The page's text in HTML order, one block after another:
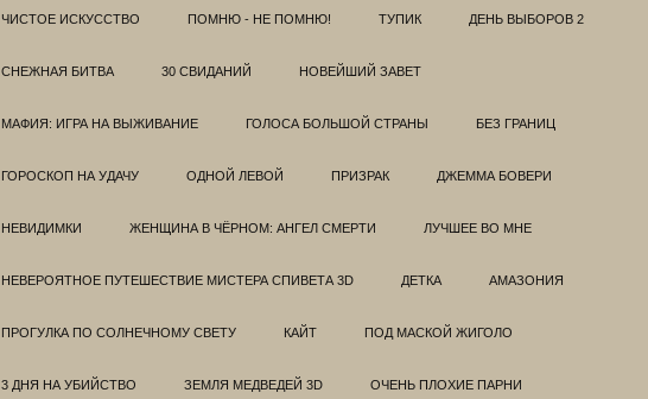
ЧИСТОЕ ИСКУССТВО ПОМНЮ - НЕ ПОМНЮ! ТУПИК ДЕНЬ ВЫБОРОВ 2
СНЕЖНАЯ БИТВА 30 СВИДАНИЙ НОВЕЙШИЙ ЗАВЕТ
МАФИЯ: ИГРА НА ВЫЖИВАНИЕ ГОЛОСА БОЛЬШОЙ СТРАНЫ БЕЗ ГРАНИЦ
ГОРОСКОП НА УДАЧУ ОДНОЙ ЛЕВОЙ ПРИЗРАК ДЖЕММА БОВЕРИ
НЕВИДИМКИ ЖЕНЩИНА В ЧЁРНОМ: АНГЕЛ СМЕРТИ ЛУЧШЕЕ ВО МНЕ
НЕВЕРОЯТНОЕ ПУТЕШЕСТВИЕ МИСТЕРА СПИВЕТА 3D ДЕТКА АМАЗОНИЯ
ПРОГУЛКА ПО СОЛНЕЧНОМУ СВЕТУ КАЙТ ПОД МАСКОЙ ЖИГОЛО
3 ДНЯ НА УБИЙСТВО ЗЕМЛЯ МЕДВЕДЕЙ 3D ОЧЕНЬ ПЛОХИЕ ПАРНИ